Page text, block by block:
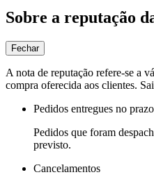
Sobre a reputação
Fechar
A nota de reputação refere-se a
compra oferecida aos clientes.
Pedidos entregues no prazo
Pedidos que foram
previsto.
Cancelamentos